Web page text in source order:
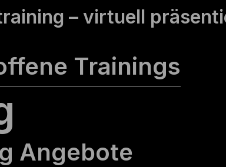
– virtuell
Trainings
Angebote